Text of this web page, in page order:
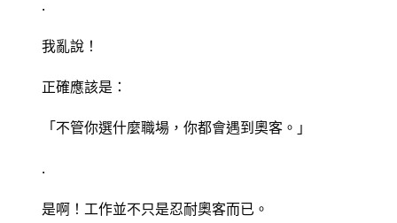
	.
	我亂說！
	正確應該是：
	「不管你選什麼職場，你都會遇到奧客。」
	.
	是啊！工作並不只是忍耐奧客而已。